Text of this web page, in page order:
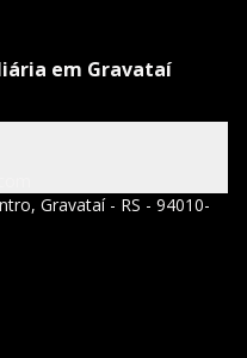
em Gravataí
Gravataí - RS - 94010-